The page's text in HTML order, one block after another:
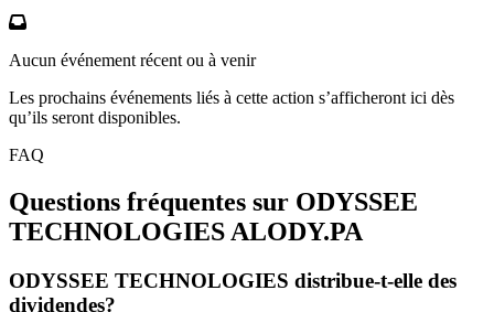
Aucun événement récent ou à venir
Les prochains événements liés à cette action s’afficheront ici dès
qu’ils seront disponibles.
FAQ
Questions fréquentes sur ODYSSEE
TECHNOLOGIES ALODY.PA
ODYSSEE TECHNOLOGIES distribue-t-elle des
dividendes?